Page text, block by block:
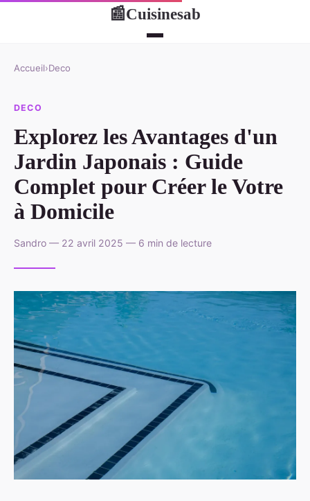
📰Cuisinesab
Accueil›Deco
DECO
Explorez les Avantages d'un
Jardin Japonais : Guide
Complet pour Créer le Votre
à Domicile
Sandro — 22 avril 2025 — 6 min de lecture